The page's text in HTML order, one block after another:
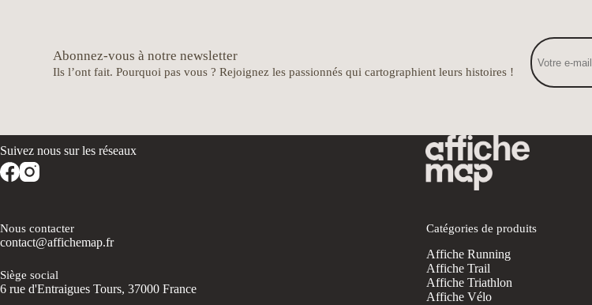
Abonnez-vous à notre newsletter
Ils l’ont fait. Pourquoi pas vous ? Rejoignez les passionnés qui cartographient leurs histoires !
Nous contacter
contact@affichemap.fr
Siège social
6 rue d'Entraigues Tours, 37000 France
Catégories de produits
Affiche Running
Affiche Trail
Affiche Triathlon
Affiche Vélo